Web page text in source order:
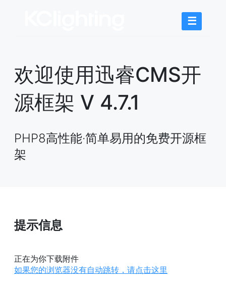
☰
欢迎使用迅睿CMS开
源框架 V 4.7.1
PHP8高性能·简单易用的免费开源框
架
提示信息
正在为你下载附件
如果您的浏览器没有自动跳转，请点击这里